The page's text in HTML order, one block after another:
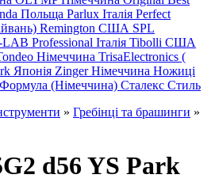
Польща Parlux Італія Perfect
Remington США SPL
Professional Італія Tibolli США
Німеччина TrisaElectronics (
Японія Zinger Німеччина Ножиці
(Німеччина) Сталекс Стиль
» Гребінці та брашинги »
d56 YS Park